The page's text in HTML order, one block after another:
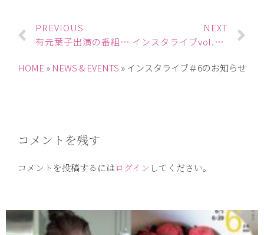
PREVIOUS
有元葉子出演の番組のお知らせ
NEXT
インスタライブvol.7のお知らせ
HOME» NEWS & EVENTS » インスタライブ＃6のお知らせ
コメントを残す
コメントを投稿するにはログイン してください。